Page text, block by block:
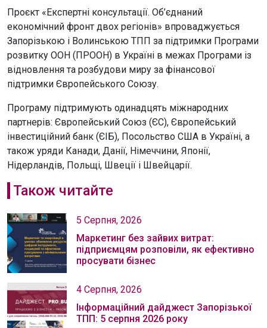
Проєкт «Експертні консультації. Об’єднаний
економічний фронт двох регіонів» впроваджується
Запорізькою і Волинською ТПП за підтримки Програми
розвитку ООН (ПРООН) в Україні в межах Програми із
відновлення та розбудови миру за фінансової
підтримки Європейського Союзу.
Програму підтримують одинадцять міжнародних
партнерів: Європейський Союз (ЄС), Європейський
інвестиційний банк (ЄІБ), Посольство США в Україні, а
також уряди Канади, Данії, Німеччини, Японії,
Нідерландів, Польщі, Швеції і Швейцарії.
Також читайте
5 Серпня, 2026
Маркетинг без зайвих витрат:
підприємцям розповіли, як ефективно
просувати бізнес
4 Серпня, 2026
Інформаційний дайджест Запорізької
ТПП: 5 серпня 2026 року